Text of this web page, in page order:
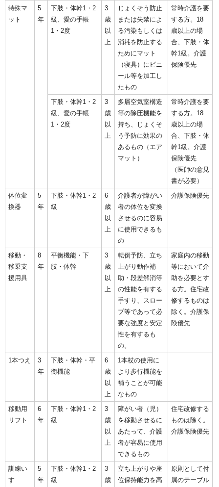
特殊マ
ット
5
年
下肢・体幹1・2
級、愛の手帳
1・2度
3
歳
以
上
じょくそう防止
または失禁によ
る汚染もしくは
消耗を防止する
ためにマット
（寝具）にビニ
ール等を加工し
たもの
常時介護を要
する方。18
歳以上の場
合、下肢・体
幹1級。介護
保険優先
下肢・体幹1・2
級、愛の手帳
1・2度
3
歳
以
上
多層空気室構造
等の除圧機能を
持ち、じょくそ
う予防に効果の
あるもの（エア
マット）
常時介護を要
する方。18
歳以上の場
合、下肢・体
幹1級。介護
保険優先
（医師の意見
書が必要）
体位変
換器
5
年
下肢・体幹1・2
級
6
歳
以
上
介護者が障がい
者の体位を変換
させるのに容易
に使用できるも
の
介護保険優先
移動・
移乗支
援用具
8
年
平衡機能・下
肢・体幹
3
歳
以
上
転倒予防、立ち
上がり動作補
助・段差解消等
の性能を有する
手すり、スロー
プ等であって必
要な強度と安定
性を有するも
の。
家庭内の移動
等において介
助を必要とす
る方。住宅改
修するものは
除く。介護保
険優先
1本つえ
3
年
下肢・体幹・平
衡機能
6
歳
以
上
1本杖の使用に
より歩行機能を
補うことが可能
なもの
移動用
リフト
6
年
下肢・体幹1・2
級
3
歳
以
上
障がい者（児）
を移動させるに
あたって、介護
者が容易に使用
できるもの
住宅改修する
ものは除く。
介護保険優先
訓練い
す
5
年
下肢・体幹1・2
級
3
歳
立ち上がりや座
位保持能力を高
原則として付
属のテーブル